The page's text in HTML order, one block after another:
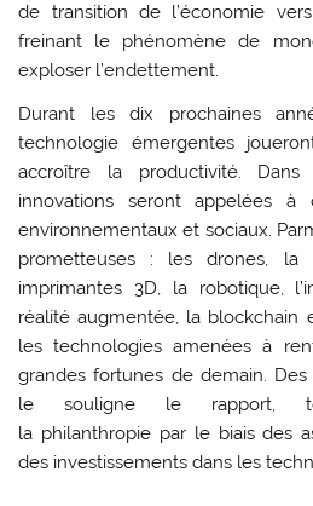
de transition de l’économie
freinant le phénomène de
exploser l’endettement.
Durant les dix prochaines
technologie émergentes
accroître la productivité.
innovations seront appelées à
environnementaux et sociaux.
prometteuses : les drones,
imprimantes 3D, la robotique,
réalité augmentée, la blockchain
les technologies amenées à
grandes fortunes de demain.
le souligne le rapport,
la philanthropie par le biais des
des investissements dans les